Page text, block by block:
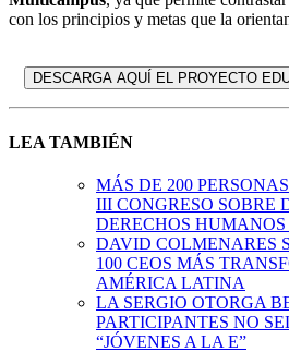
con los principios y metas que la
DESCARGA AQUÍ EL PROYECTO
LEA TAMBIÉN
MÁS DE 200
III CONGRESO SOBRE
DERECHOS
DAVID COLMENARES
100 CEOS MÁS
AMÉRICA LATINA
LA SERGIO OTORGA
PARTICIPANTES NO
“JÓVENES A LA E”